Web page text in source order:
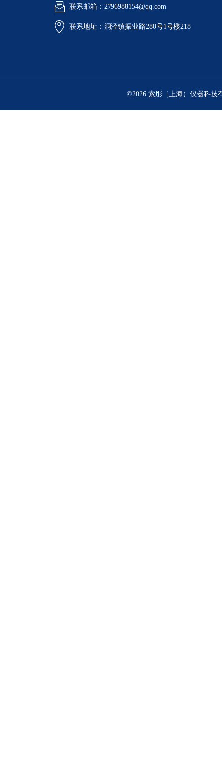
联系邮箱：2796988154@qq.com
联系地址：洞泾镇振业路280号1号楼218
©2026 索彤（上海）仪器科技